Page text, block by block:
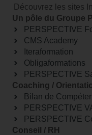
Découvrez les sites
Un pôle du Groupe
PERSPECTIVE
CMS Academy
Iteraformation
Obligaformations
PERSPECTIVE
Coaching /
Bilan de
PERSPECTIVE
PERSPECTIVE
Conseil / RH